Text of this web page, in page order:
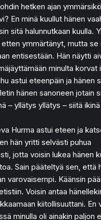
hetken ajan
En minä kuullut hänen
sitä halunnutkaan kuulla.
ymmärtänyt, mutta se
entisestään. Hän näytti
minulta korvat
astui eteenpäin ja hänen
hänen sanoneen jotain
– yllätys yllätys – siitä
Hurma astui eteen ja
hän yritti selvästi puhua
jotta voisin lukea hänen
Sain pääteltyä sen, että
varovaisempi. Käänsin
Voisin antaa
kiitollisuuttani. En
minulla oli ainakin paljon